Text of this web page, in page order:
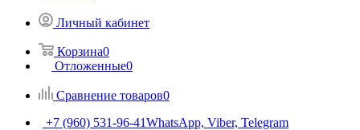
Личный кабинет
Корзина0
Отложенные0
Сравнение товаров0
+7 (960) 531-96-41WhatsApp, Viber, Telegram